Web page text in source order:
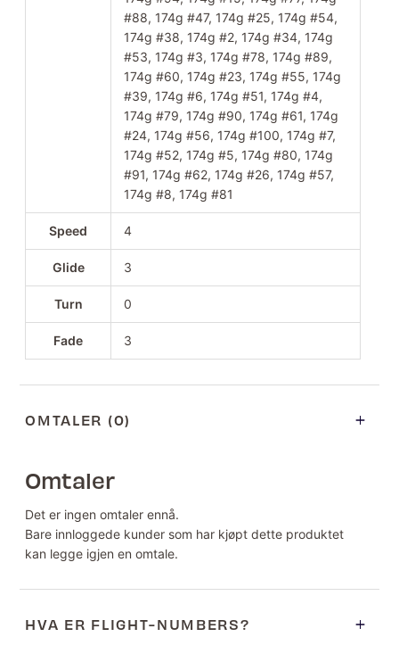
#88, 174g #47, 174g #25, 174g #54,
174g #38, 174g #2, 174g #34, 174g
#53, 174g #3, 174g #78, 174g #89,
174g #60, 174g #23, 174g #55, 174g
#39, 174g #6, 174g #51, 174g #4,
174g #79, 174g #90, 174g #61, 174g
#24, 174g #56, 174g #100, 174g #7,
174g #52, 174g #5, 174g #80, 174g
#91, 174g #62, 174g #26, 174g #57,
174g #8, 174g #81
Speed 4
Glide 3
Turn 0
Fade 3
OMTALER (0)
Omtaler
Det er ingen omtaler ennå.
Bare innloggede kunder som har kjøpt dette produktet
kan legge igjen en omtale.
HVA ER FLIGHT-NUMBERS?